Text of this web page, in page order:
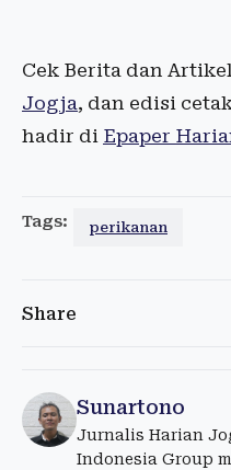
Cek Berita dan
Jogja, dan edisi
hadir di Epaper
Tags: perikanan
Share
Sunartono
Jurnalis Harian
Indonesia Group